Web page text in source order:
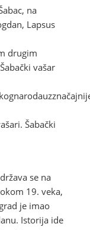
na
Lapsus
drugim
vašar
Šabački
se na
19. veka,
je imao
Istorija ide